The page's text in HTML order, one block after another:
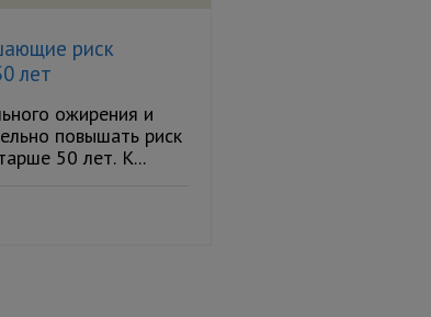
риск
лет
ожирения и
повышать риск
50 лет. К...